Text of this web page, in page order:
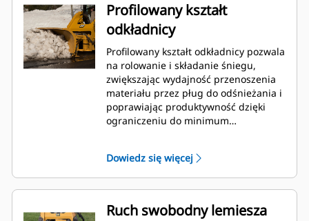
Profilowany kształt
odkładnicy
Profilowany kształt odkładnicy pozwala
na rolowanie i składanie śniegu,
zwiększając wydajność przenoszenia
materiału przez pług do odśnieżania i
poprawiając produktywność dzięki
ograniczeniu do minimum
Dowiedz się więcej
Ruch swobodny lemiesza